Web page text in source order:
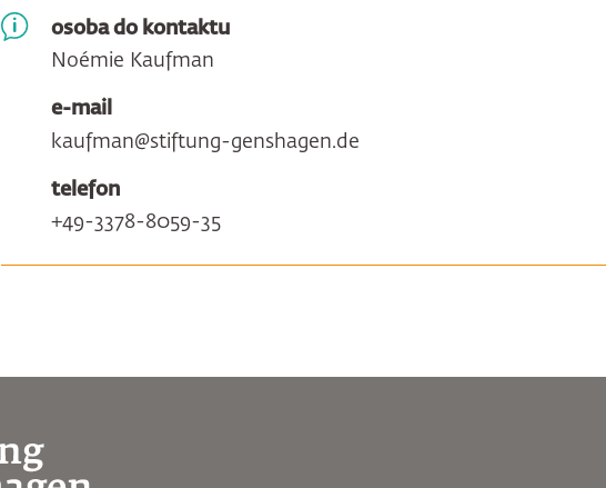
osoba do kontaktu
Noémie Kaufman
e-mail
kaufman@stiftung-genshagen.de
telefon
+49-3378-8059-35